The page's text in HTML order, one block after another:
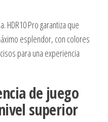
HDR10 Pro garantiza que
esplendor, con colores
para una experiencia
de juego
superior